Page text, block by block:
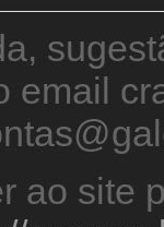
email
ao site